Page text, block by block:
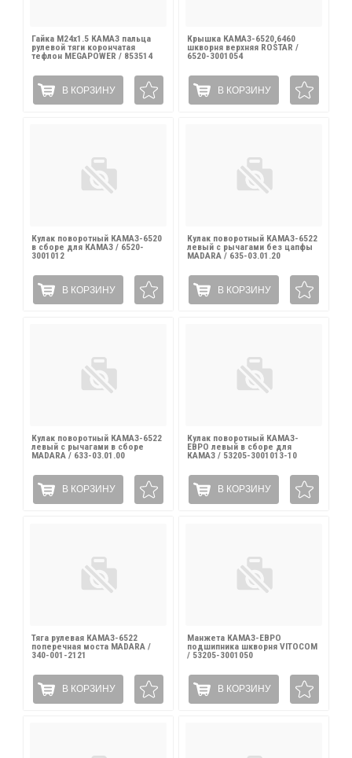
Гайка М24х1.5 КАМАЗ пальца
рулевой тяги корончатая
тефлон MEGAPOWER / 853514
В КОРЗИНУ
Крышка КАМАЗ-6520,6460
шкворня верхняя ROSTAR /
6520-3001054
В КОРЗИНУ
Кулак поворотный КАМАЗ-6520
в сборе для КАМАЗ / 6520-
3001012
В КОРЗИНУ
Кулак поворотный КАМАЗ-6522
левый с рычагами без цапфы
MADARA / 635-03.01.20
В КОРЗИНУ
Кулак поворотный КАМАЗ-6522
левый с рычагами в сборе
MADARA / 633-03.01.00
В КОРЗИНУ
Кулак поворотный КАМАЗ-
ЕВРО левый в сборе для
КАМАЗ / 53205-3001013-10
В КОРЗИНУ
Тяга рулевая КАМАЗ-6522
поперечная моста MADARA /
340-001-2121
В КОРЗИНУ
Манжета КАМАЗ-ЕВРО
подшипника шкворня VITOCOM
/ 53205-3001050
В КОРЗИНУ